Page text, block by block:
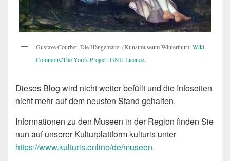
Gustave Courbet: Die Hängematte. (Kunstmuseum Winterthur). Wiki
Commons/The Yorck Project. GNU Licence.
Dieses Blog wird nicht weiter befüllt und die Infoseiten
nicht mehr auf dem neusten Stand gehalten.
Informationen zu den Museen in der Region finden Sie
nun auf unserer Kulturplattform kulturis unter
https://www.kulturis.online/de/museen.